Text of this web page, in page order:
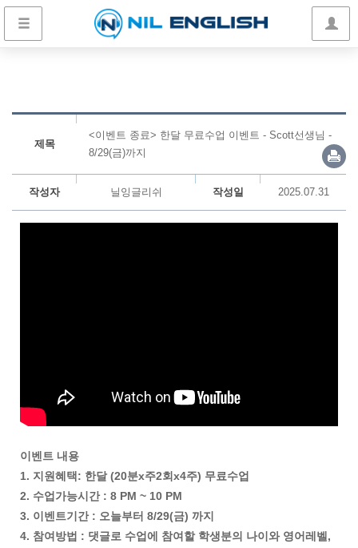
제목
<이벤트 종료> 한달 무료수업 이벤트 - Scott선생님 -
8/29(금)까지
작성자 닐잉글리쉬 작성일 2025.07.31
이벤트 내용
1. 지원혜택: 한달 (20분x주2회x4주) 무료수업
2. 수업가능시간 : 8 PM ~ 10 PM
3. 이벤트기간 : 오늘부터 8/29(금) 까지
4. 참여방법 : 댓글로 수업에 참여할 학생분의 나이와 영어레벨,